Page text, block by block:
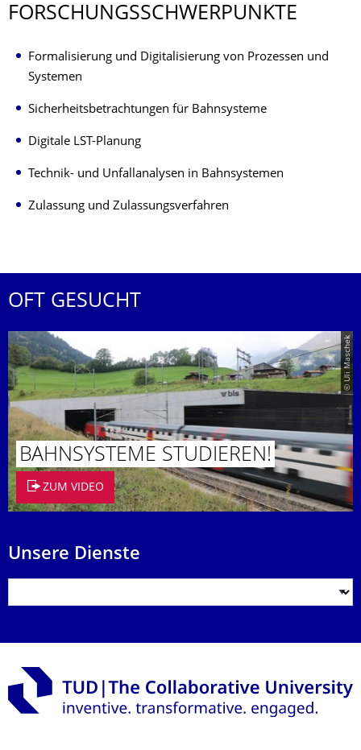
FORSCHUNGS­SCHWERPUNKTE
Formalisierung und Digitalisierung von Prozessen und
Systemen
Sicherheitsbetrachtungen für Bahnsysteme
Digitale LST-Planung
Technik- und Unfallanalysen in Bahnsystemen
Zulassung und Zulassungsverfahren
OFT GESUCHT
© Uli Maschek
BAHNSYSTEME STUDIEREN!
ZUM VIDEO
Unsere Dienste